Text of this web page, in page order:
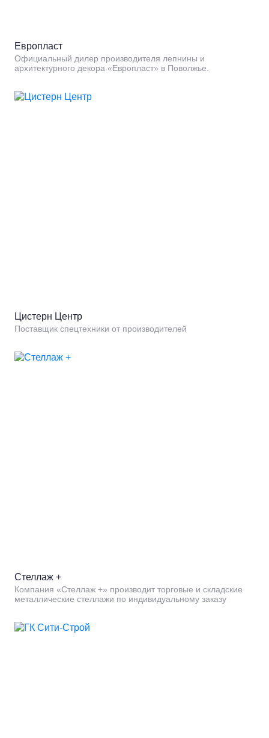
Европласт
Официальный дилер производителя лепнины и
архитектурного декора «Европласт» в Поволжье.
Цистерн Центр
Поставщик спецтехники от производителей
Стеллаж +
Компания «Стеллаж +» производит торговые и складские
металлические стеллажи по индивидуальному заказу